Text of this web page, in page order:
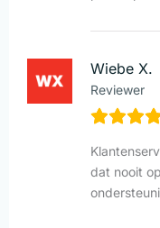
Wiebe X.
Reviewer
dat nooit